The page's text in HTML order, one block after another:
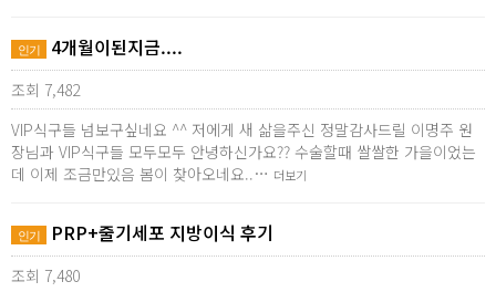
인기 4개월이된지금....
조회 7,482
VIP식구들 넘보구싶네요 ^^ 저에게 새 삶을주신 정말감사드릴 이명주 원
장님과 VIP식구들 모두모두 안녕하신가요?? 수술할때 쌀쌀한 가을이었는
데 이제 조금만있음 봄이 찾아오네요..… 더보기
인기 PRP+줄기세포 지방이식 후기
조회 7,480